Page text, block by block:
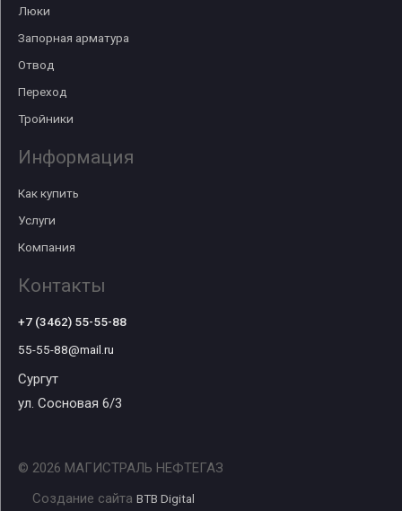
Люки
Запорная арматура
Отвод
Переход
Тройники
Информация
Как купить
Услуги
Компания
Контакты
+7 (3462) 55-55-88
55-55-88@mail.ru
Сургут
ул. Сосновая 6/3
© 2026 МАГИСТРАЛЬ НЕФТЕГАЗ
Создание сайта BTB Digital